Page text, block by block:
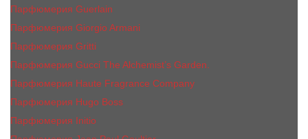
Парфюмерия Guerlain
Парфюмерия Giorgio Armani
Парфюмерия Gritti
Парфюмерия Gucci The Alchemist’s Garden.
Парфюмерия Haute Fragrance Company
Парфюмерия Hugo Boss
Парфюмерия Initio